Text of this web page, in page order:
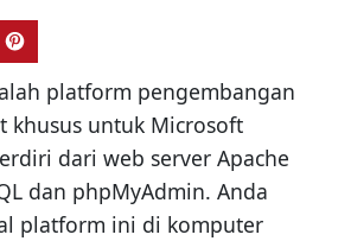
platform pengembangan
khusus untuk Microsoft
dari web server Apache
dan phpMyAdmin. Anda
platform ini di komputer